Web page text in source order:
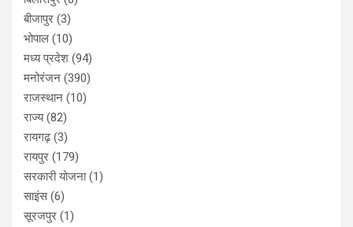
बीजापुर (3)
भोपाल (10)
मध्य प्रदेश (94)
मनोरंजन (390)
राजस्थान (10)
राज्य(82)
रायगढ़(3)
रायपुर (179)
सरकारी योजना(1)
साइंस(6)
सूरजपुर (1)